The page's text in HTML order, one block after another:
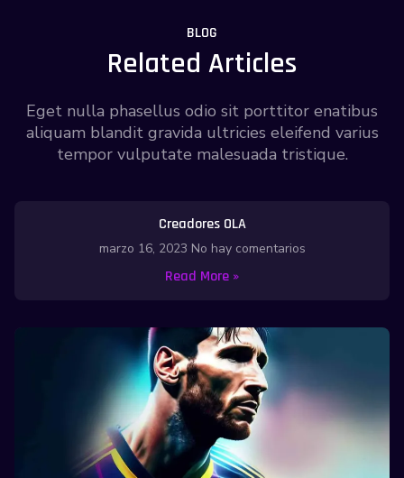
BLOG
Related Articles
Eget nulla phasellus odio sit porttitor enatibus
aliquam blandit gravida ultricies eleifend varius
tempor vulputate malesuada tristique.
Creadores OLA
marzo 16, 2023 No hay comentarios
Read More »